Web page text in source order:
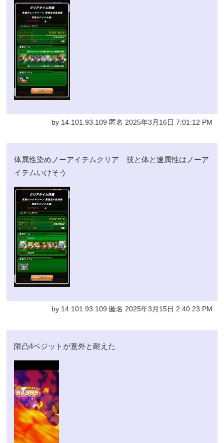
by 14.101.93.109 匿名 2025年3月16日 7:01:12 PM
体属性染めノーアイテムクリア 技と体と速属性はノーア
イテムいけそう
by 14.101.93.109 匿名 2025年3月15日 2:40:23 PM
限凸4ベジットが意外と耐えた